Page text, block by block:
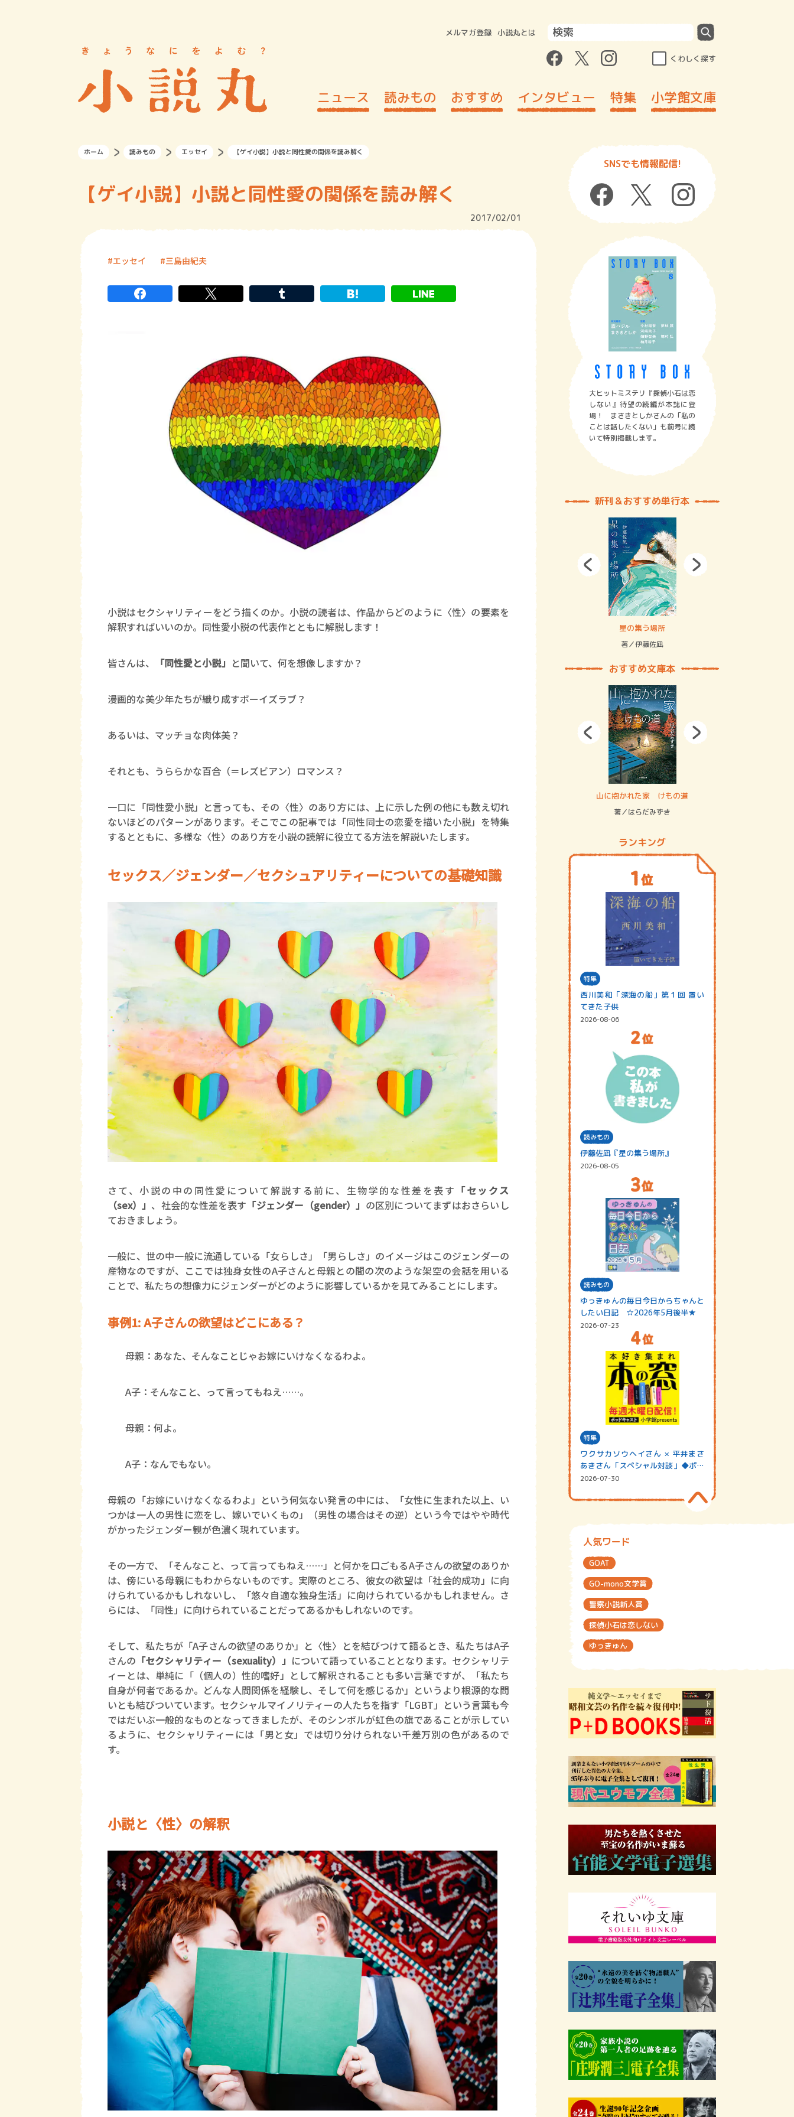
メルマガ登録 小説丸とは
くわしく探す
ニュース 読みもの おすすめ インタビュー 特集 小学館文庫
ホーム 読みもの エッセイ 【ゲイ小説】小説と同性愛の関係を読み解く
【ゲイ小説】小説と同性愛の関係を読み解く
2017/02/01
エッセイ 三島由紀夫
小説はセクシャリティーをどう描くのか。小説の読者は、作品からどのように〈性〉の要素を
解釈すればいいのか。同性愛小説の代表作とともに解説します！
皆さんは、 「同性愛と小説」 と聞いて、何を想像しますか？
漫画的な美少年たちが織り成すボーイズラブ？
あるいは、マッチョな肉体美？
それとも、うららかな百合（＝レズビアン）ロマンス？
一口に「同性愛小説」と言っても、その〈性〉のあり方には、上に示した例の他にも数え切れ
ないほどのパターンがあります。そこでこの記事では「同性同士の恋愛を描いた小説」を特集
するとともに、多様な〈性〉のあり方を小説の読解に役立てる方法を解説いたします。
セックス／ジェンダー／セクシュアリティーについての基礎知識
さて、小説の中の同性愛について解説する前に、生物学的な性差を表す 「セックス
（sex）」 、社会的な性差を表す 「ジェンダー（gender）」 の区別についてまずはおさらいし
ておきましょう。
一般に、世の中一般に流通している「女らしさ」「男らしさ」のイメージはこのジェンダーの
産物なのですが、ここでは独身女性のA子さんと母親との間の次のような架空の会話を用いる
ことで、私たちの想像力にジェンダーがどのように影響しているかを見てみることにします。
事例1: A子さんの欲望はどこにある？
母親：あなた、そんなことじゃお嫁にいけなくなるわよ。
A子：そんなこと、って言ってもねえ……。
母親：何よ。
A子：なんでもない。
母親の「お嫁にいけなくなるわよ」という何気ない発言の中には、「女性に生まれた以上、い
つかは一人の男性に恋をし、嫁いでいくもの」（男性の場合はその逆）という今ではやや時代
がかったジェンダー観が色濃く現れています。
その一方で、「そんなこと、って言ってもねえ……」と何かを口ごもるA子さんの欲望のありか
は、傍にいる母親にもわからないものです。実際のところ、彼女の欲望は「社会的成功」に向
けられているかもしれないし、「悠々自適な独身生活」に向けられているかもしれません。さ
らには、「同性」に向けられていることだってあるかもしれないのです。
そして、私たちが「A子さんの欲望のありか」と〈性〉とを結びつけて語るとき、私たちはA子
さんの 「セクシャリティー（sexuality）」 について語っていることとなります。セクシャリテ
ィーとは、単純に「（個人の）性的嗜好」として解釈されることも多い言葉ですが、「私たち
自身が何者であるか。どんな人間関係を経験し、そして何を感じるか」というより根源的な問
いとも結びついています。セクシャルマイノリティーの人たちを指す「LGBT」という言葉も今
ではだいぶ一般的なものとなってきましたが、そのシンボルが虹色の旗であることが示してい
るように、セクシャリティーには「男と女」では切り分けられない千差万別の色があるので
す。
小説と〈性〉の解釈
SNSでも情報配信!
大ヒットミステリ『探偵小石は恋
しない』待望の続編が本誌に登
場！ まさきとしかさんの「私の
ことは話したくない」も前号に続
いて特別掲載します。
新刊＆おすすめ単行本
賞金稼ぎスリーサム！ 二重拘束の… 星の集う場所
著／伊藤佐凪
おすすめ文庫本
著／デボラ・イン…
山に抱かれた家 けもの道
著／はらだみずき
ランキング
特集
西川美和「深海の船」第１回 置い
てきた子供
2026-08-06
読みもの
伊藤佐凪『星の集う場所』
2026-08-05
読みもの
ゆっきゅんの毎日今日からちゃんと
したい日記 ☆2026年5月後半★
2026-07-23
特集
ワクサカソウヘイさん × 平井まさ
あきさん「スペシャル対談」◆ポッ
ドキャスト…
2026-07-30
人気ワード
GOAT
GO-mono文学賞
警察小説新人賞
探偵小石は恋しない
ゆっきゅん